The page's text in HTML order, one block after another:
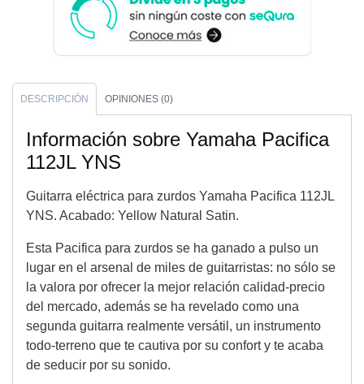
DESCRIPCIÓN OPINIONES (0)
Información sobre Yamaha Pacifica
112JL YNS
Guitarra eléctrica para zurdos Yamaha Pacifica 112JL
YNS. Acabado: Yellow Natural Satin.
Esta Pacifica para zurdos se ha ganado a pulso un
lugar en el arsenal de miles de guitarristas: no sólo se
la valora por ofrecer la mejor relación calidad-precio
del mercado, además se ha revelado como una
segunda guitarra realmente versátil, un instrumento
todo-terreno que te cautiva por su confort y te acaba
de seducir por su sonido.